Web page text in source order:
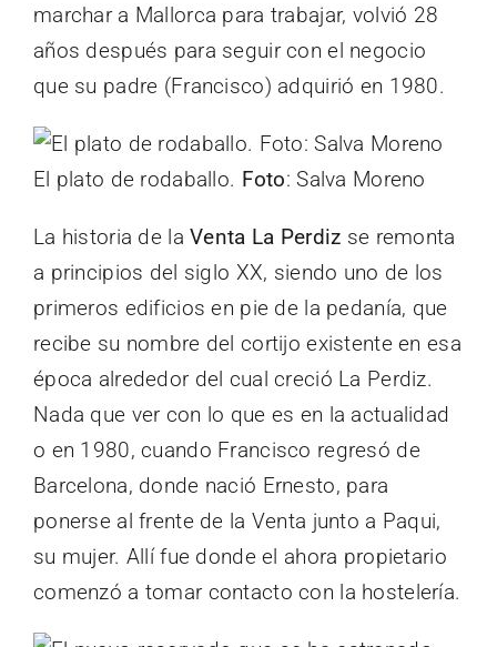
marchar a Mallorca para trabajar, volvió 28
años después para seguir con el negocio
que su padre (Francisco) adquirió en 1980.
El plato de rodaballo. Foto: Salva Moreno
La historia de laVenta La Perdiz se remonta
a principios del siglo XX, siendo uno de los
primeros edificios en pie de la pedanía, que
recibe su nombre del cortijo existente en esa
época alrededor del cual creció La Perdiz.
Nada que ver con lo que es en la actualidad
o en 1980, cuando Francisco regresó de
Barcelona, donde nació Ernesto, para
ponerse al frente de la Venta junto a Paqui,
su mujer. Allí fue donde el ahora propietario
comenzó a tomar contacto con la hostelería.